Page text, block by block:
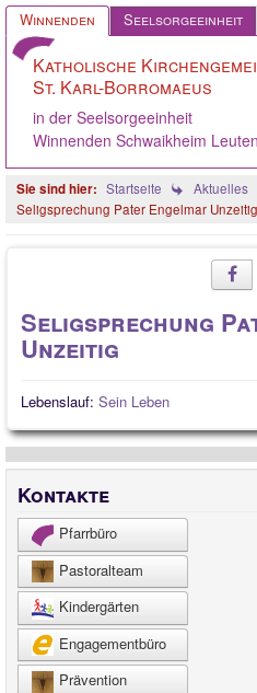
Winnenden Seelsorgeeinheit
Katholische
St. Karl-Borromaeus
in der Seelsorgeeinheit
Winnenden Schwaikheim
Startseite
Aktuelles
Seligsprechung Pater Engelmar Unzeitig
KGR/Ausschüsse
Angebote
Oppelsbohm / Breuningsw.
Stellenangebote
Gelebter Glaube
Indien Freundeskreis
Faire Gemeinde
Kirchenführer
Chronik 2026
Seligsprechung
Unzeitig
Lebenslauf: Sein Leben
Kontakte
Pfarrbüro
Pastoralteam
Kindergärten
Engagementbüro
Prävention